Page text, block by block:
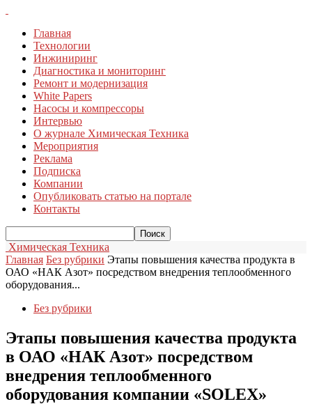
Главная
Технологии
Инжиниринг
Диагностика и мониторинг
Ремонт и модернизация
White Papers
Насосы и компрессоры
Интервью
О журнале Химическая Техника
Мероприятия
Реклама
Подписка
Компании
Опубликовать статью на портале
Контакты
Химическая Техника
Главная Без рубрики Этапы повышения качества продукта в
ОАО «НАК Азот» посредством внедрения теплообменного
оборудования...
Без рубрики
Этапы повышения качества продукта
в ОАО «НАК Азот» посредством
внедрения теплообменного
оборудования компании «SOLEX»